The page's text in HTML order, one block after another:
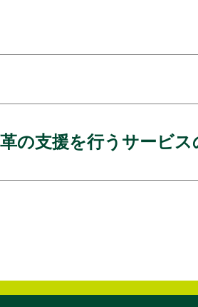
の支援を行うサービス